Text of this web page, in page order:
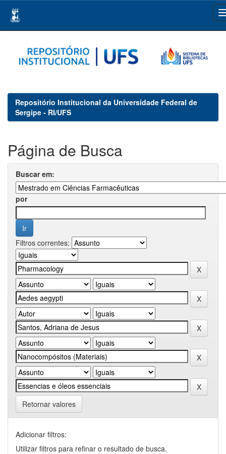
navigation
Repositório Institucional da Universidade Federal de
Sergipe - RI/UFS
Página de Busca
Buscar em:
por
Filtros correntes:
Retornar valores
Adicionar filtros:
Utilizar filtros para refinar o resultado de busca.